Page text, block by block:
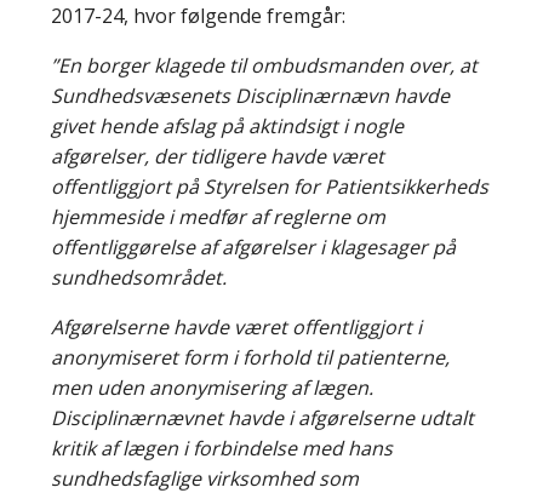
2017-24, hvor følgende fremgår:
”En borger klagede til ombudsmanden over, at
Sundhedsvæsenets Disciplinærnævn havde
givet hende afslag på aktindsigt i nogle
afgørelser, der tidligere havde været
offentliggjort på Styrelsen for Patientsikkerheds
hjemmeside i medfør af reglerne om
offentliggørelse af afgørelser i klagesager på
sundhedsområdet.
Afgørelserne havde været offentliggjort i
anonymiseret form i forhold til patienterne,
men uden anonymisering af lægen.
Disciplinærnævnet havde i afgørelserne udtalt
kritik af lægen i forbindelse med hans
sundhedsfaglige virksomhed som